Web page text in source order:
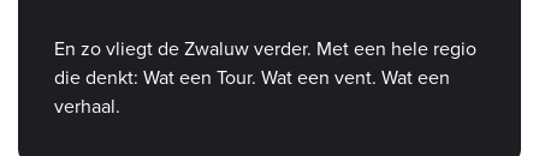
En zo vliegt de Zwaluw verder. Met een hele regio
die denkt: Wat een Tour. Wat een vent. Wat een
verhaal.